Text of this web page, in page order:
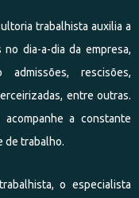
trabalhista auxilia a
dia-a-dia da empresa,
rescisões,
entre outras.
a constante
de trabalho.
o especialista